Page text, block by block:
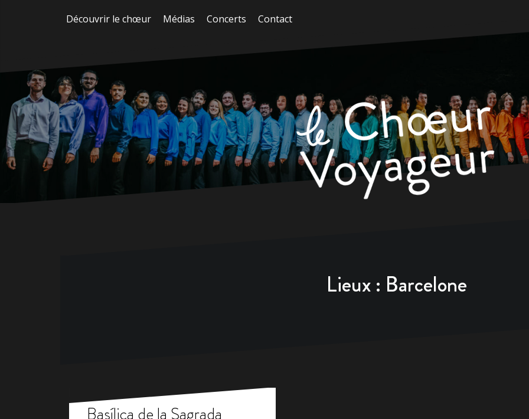
Découvrir le chœur Médias Concerts Contact
Lieux : Barcelone
Basílica de la Sagrada